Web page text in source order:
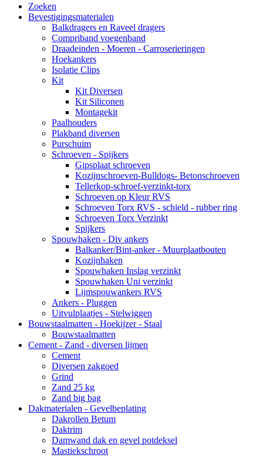
Zoeken
Bevestigingsmaterialen
Balkdragers en Raveel dragers
Compriband voegenband
Draadeinden - Moeren - Carroserieringen
Hoekankers
Isolatie Clips
Kit
Kit Diversen
Kit Siliconen
Montagekit
Paalhouders
Plakband diversen
Purschuim
Schroeven - Spijkers
Gipsplaat schroeven
Kozijnschroeven-Bulldogs- Betonschroeven
Tellerkop-schroef-verzinkt-torx
Schroeven op Kleur RVS
Schroeven Torx RVS - schield - rubber ring
Schroeven Torx Verzinkt
Spijkers
Spouwhaken - Div ankers
Balkanker/Bint-anker - Muurplaatbouten
Kozijnhaken
Spouwhaken Inslag verzinkt
Spouwhaken Uni verzinkt
Lijmspouwankers RVS
Ankers - Pluggen
Uitvulplaatjes - Stelwiggen
Bouwstaalmatten - Hoekijzer - Staal
Bouwstaalmatten
Cement - Zand - diversen lijmen
Cement
Diversen zakgoed
Grind
Zand 25 kg
Zand big bag
Dakmaterialen - Gevelbeplating
Dakrollen Betum
Daktrim
Damwand dak en gevel potdeksel
Mastiekschroot